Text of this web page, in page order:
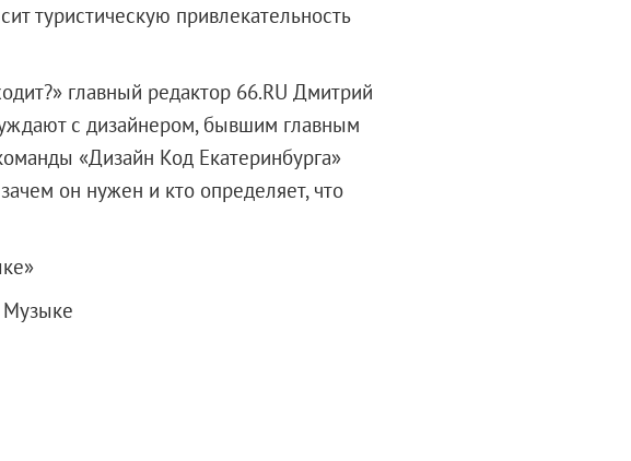
туристическую привлекательность
главный редактор 66.RU Дмитрий
с дизайнером, бывшим главным
«Дизайн Код Екатеринбурга»
он нужен и кто определяет, что